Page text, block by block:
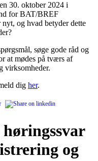
30. oktober 2024 i
for BAT/BREF
og hvad betyder dette
søge gode råd og
at mødes på tværs af
virksomheder.
dig her.
og